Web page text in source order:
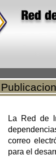
La Red de
correo
para el